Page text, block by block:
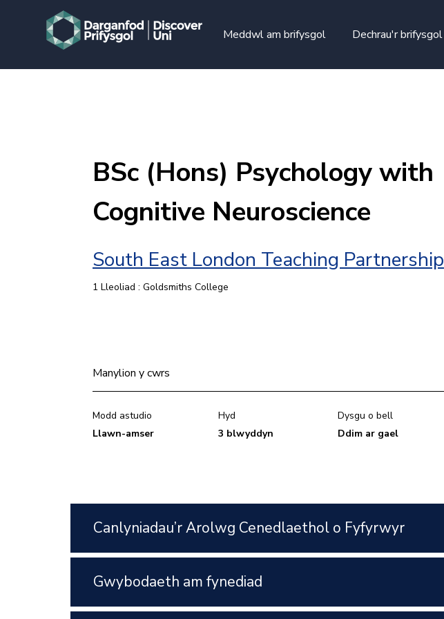
Meddwl am brifysgol
Dechrau'r brifysgol
BSc (Hons) Psychology with
Cognitive Neuroscience
South East London Teaching Partnership
1 Lleoliad : Goldsmiths College
Manylion y cwrs
Modd astudio
Llawn-amser
Hyd
3 blwyddyn
Dysgu o bell
Ddim ar gael
Canlyniadau’r Arolwg Cenedlaethol o Fyfyrwyr
Gwybodaeth am fynediad